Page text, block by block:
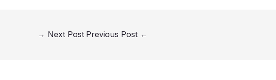
←
Next Post
→